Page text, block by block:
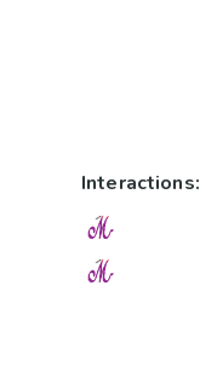
Interactions: